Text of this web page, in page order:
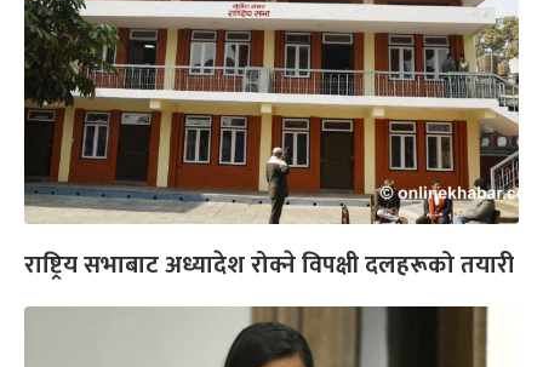
राष्ट्रिय सभाबाट अध्यादेश रोक्ने विपक्षी दलहरूको तयारी